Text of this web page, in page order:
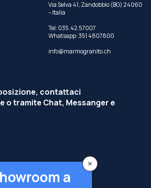
Via Selva 41, Zandobbio (BG) 24060
– Italia
Tel: 035.42.57007
Whatsapp:351 4807800
info@marmogranito.ch
contattaci
o tramite Chat, Messanger e
×
a